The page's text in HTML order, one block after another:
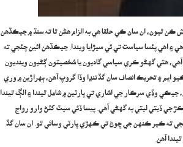
ڪن ٿيون، ان سان ڪي حلقا هي به الزام هڻن ٿا ته سنڌ ۾ جيڪڏهن
۽ اهي پئسا سياست تي ئي سيڙايا ويندا. جيڪڏهن ائين چئجي ته
هتي گهڻو ڪري سياسي گاديون يا شخصيتون ڳڻيون وينديون
۽ تحريڪ انصاف سان گڏ ننڍا وڏا گروپ آهن، ٻهراڙين ۾ وري
جيڪي وڏي سرڪار جي اشاري تي پارٽين ۾ شامل ٿيندا ۽ الڳ ٿيندا
ڏيتي ليتي به گهڻي آهي. پيسا ڏئي سيٽ کٽڻ وارو رواج
ته ڪير ڪنهن جي چوڻ تي ڪهڙي پارٽي وسائي ٿو. ان سان گڏ
آهن.